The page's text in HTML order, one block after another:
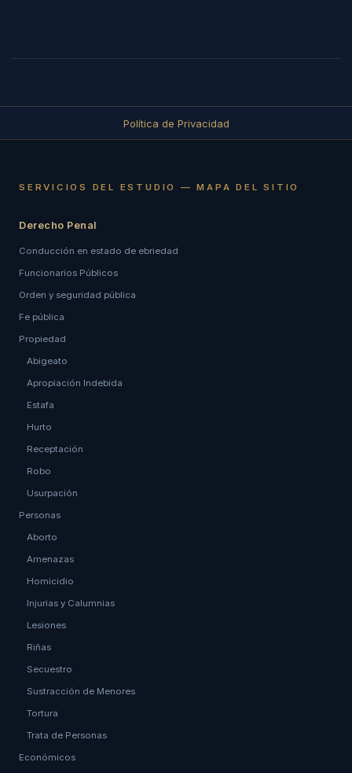
Política de Privacidad
SERVICIOS DEL ESTUDIO — MAPA DEL SITIO
Derecho Penal
Conducción en estado de ebriedad
Funcionarios Públicos
Orden y seguridad pública
Fe pública
Propiedad
Abigeato
Apropiación Indebida
Estafa
Hurto
Receptación
Robo
Usurpación
Personas
Aborto
Amenazas
Homicidio
Injurias y Calumnias
Lesiones
Riñas
Secuestro
Sustracción de Menores
Tortura
Trata de Personas
Económicos